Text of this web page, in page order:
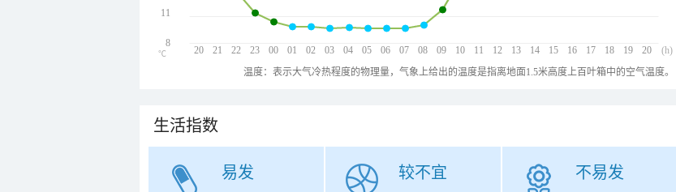
20 21 22 23 00 01 02 03 04 05 06 07 08 09 10 11 12 13 14 15 16 17 18 19 20
11
8
(h)
℃
温度：表示大气冷热程度的物理量，气象上给出的温度是指离地面1.5米高度上百叶箱中的空气温度。
生活指数
易发 较不宜 不易发